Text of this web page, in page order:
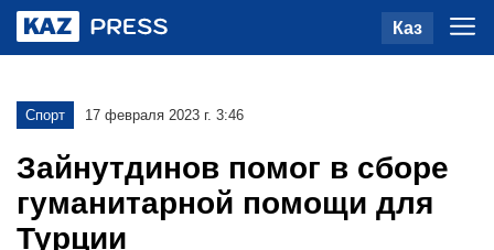
Каз
Спорт 17 февраля 2023 г. 3:46
Зайнутдинов помог в сборе
гуманитарной помощи для
Турции